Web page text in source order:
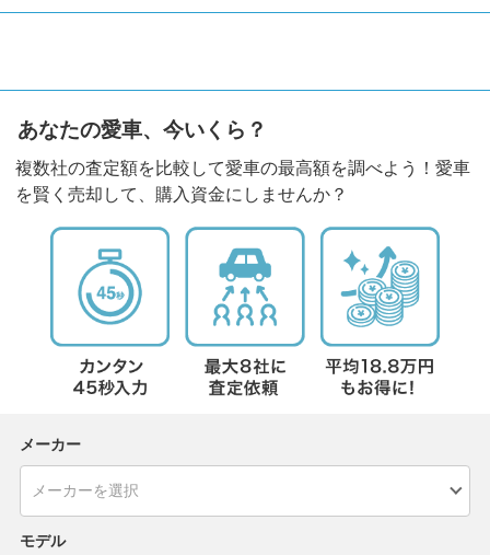
あなたの愛車、今いくら？
複数社の査定額を比較して愛車の最高額を調べよう！愛車
を賢く売却して、購入資金にしませんか？
メーカー
モデル